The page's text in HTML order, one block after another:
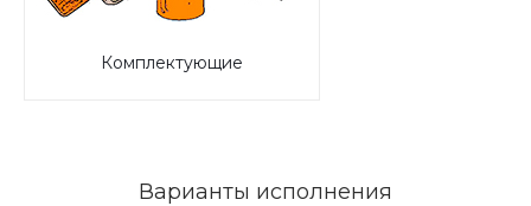
Комплектующие
Варианты исполнения